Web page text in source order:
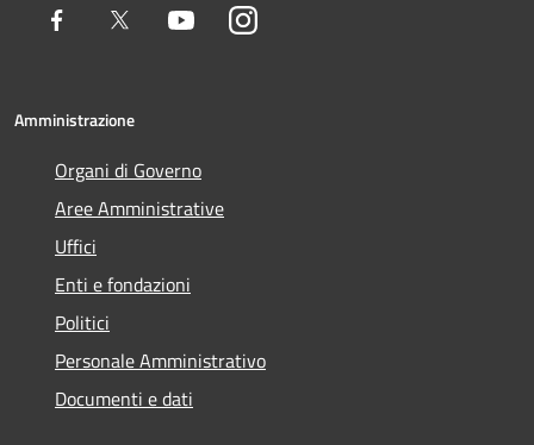
Facebook Twitter YoutubeInstagram
Amministrazione
Organi di Governo
Aree Amministrative
Uffici
Enti e fondazioni
Politici
Personale Amministrativo
Documenti e dati